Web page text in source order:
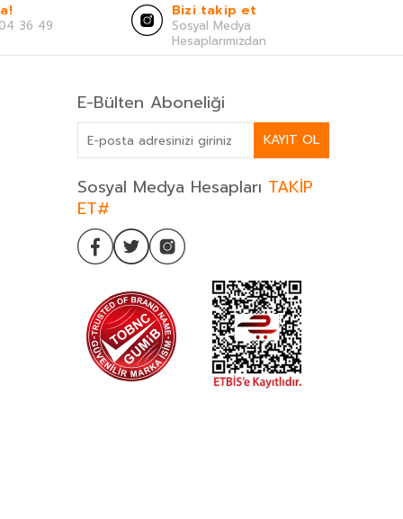
36 49
Bizi takip et
Sosyal Medya
Hesaplarımızdan
E-Bülten Aboneliği
KAYIT OL
Sosyal Medya Hesapları TAKİP
ET#